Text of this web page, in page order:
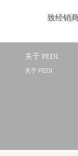
致经销
关于 PEDI
关于 PEDI